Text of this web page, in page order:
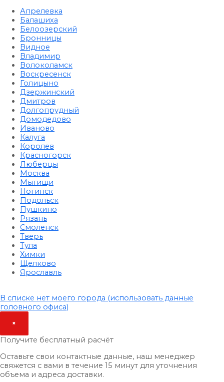
Апрелевка
Балашиха
Белоозерский
Бронницы
Видное
Владимир
Волоколамск
Воскресенск
Голицыно
Дзержинский
Дмитров
Долгопрудный
Домодедово
Иваново
Калуга
Королев
Красногорск
Люберцы
Москва
Мытищи
Ногинск
Подольск
Пушкино
Рязань
Смоленск
Тверь
Тула
Химки
Щелково
Ярославль
В списке нет моего города (использовать данные
головного офиса)
×
Получите бесплатный расчёт
Оставьте свои контактные данные, наш менеджер
свяжется с вами в течение 15 минут для уточнения
объема и адреса доставки.